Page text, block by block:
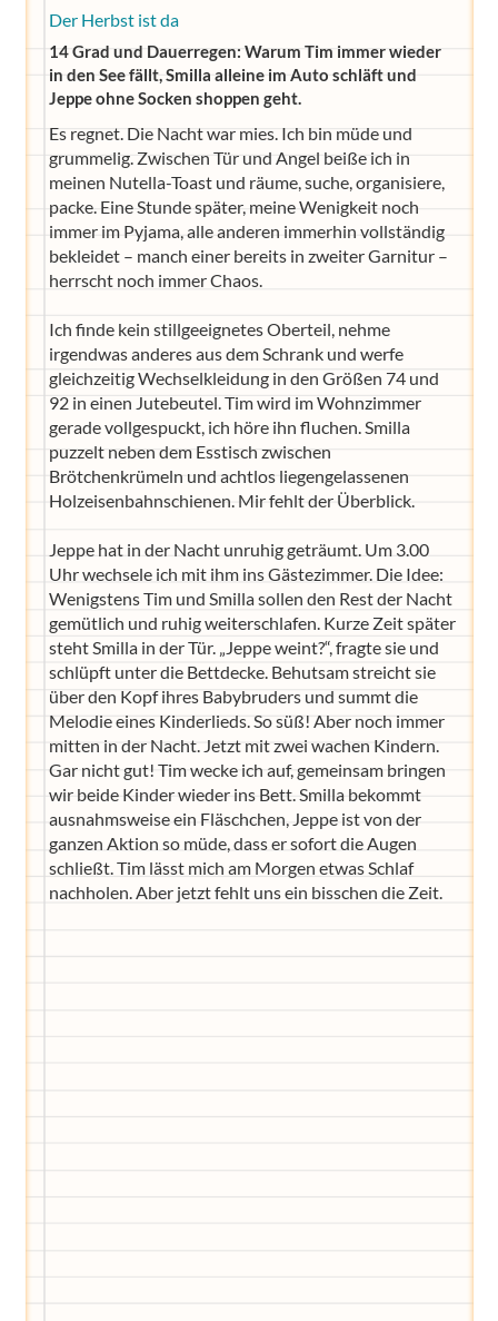
Der Herbst ist da
14 Grad und Dauerregen: Warum Tim immer wieder
in den See fällt, Smilla alleine im Auto schläft und
Jeppe ohne Socken shoppen geht.
Es regnet. Die Nacht war mies. Ich bin müde und
grummelig. Zwischen Tür und Angel beiße ich in
meinen Nutella-Toast und räume, suche, organisiere,
packe. Eine Stunde später, meine Wenigkeit noch
immer im Pyjama, alle anderen immerhin vollständig
bekleidet – manch einer bereits in zweiter Garnitur –
herrscht noch immer Chaos.
Ich finde kein stillgeeignetes Oberteil, nehme
irgendwas anderes aus dem Schrank und werfe
gleichzeitig Wechselkleidung in den Größen 74 und
92 in einen Jutebeutel. Tim wird im Wohnzimmer
gerade vollgespuckt, ich höre ihn fluchen. Smilla
puzzelt neben dem Esstisch zwischen
Brötchenkrümeln und achtlos liegengelassenen
Holzeisenbahnschienen. Mir fehlt der Überblick.
Jeppe hat in der Nacht unruhig geträumt. Um 3.00
Uhr wechsele ich mit ihm ins Gästezimmer. Die Idee:
Wenigstens Tim und Smilla sollen den Rest der Nacht
gemütlich und ruhig weiterschlafen. Kurze Zeit später
steht Smilla in der Tür. „Jeppe weint?“, fragte sie und
schlüpft unter die Bettdecke. Behutsam streicht sie
über den Kopf ihres Babybruders und summt die
Melodie eines Kinderlieds. So süß! Aber noch immer
mitten in der Nacht. Jetzt mit zwei wachen Kindern.
Gar nicht gut! Tim wecke ich auf, gemeinsam bringen
wir beide Kinder wieder ins Bett. Smilla bekommt
ausnahmsweise ein Fläschchen, Jeppe ist von der
ganzen Aktion so müde, dass er sofort die Augen
schließt. Tim lässt mich am Morgen etwas Schlaf
nachholen. Aber jetzt fehlt uns ein bisschen die Zeit.